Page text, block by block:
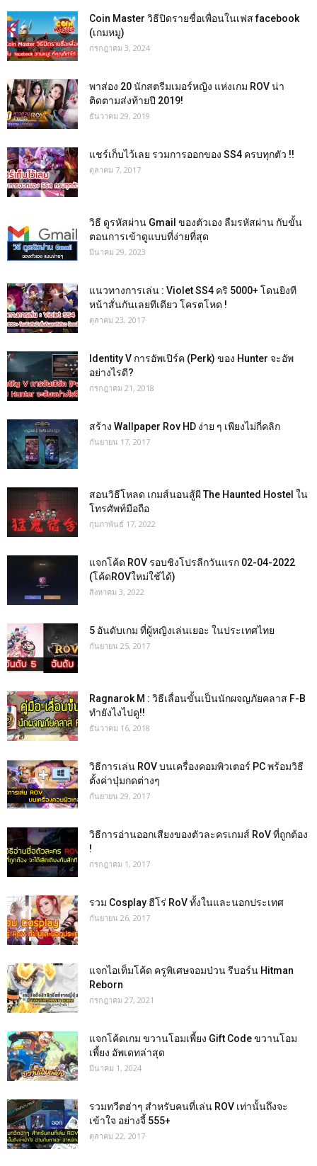
Coin Master วิธีปิดรายชื่อเพื่อนในเฟส facebook
(เกมหมู)
กรกฎาคม 3, 2024
พาส่อง 20 นักสตรีมเมอร์หญิง แห่งเกม ROV น่า
ติดตามส่งท้ายปี 2019!
ธันวาคม 29, 2019
แชร์เก็บไว้เลย รวมการออกของ SS4 ครบทุกตัว !!
ตุลาคม 7, 2017
วิธี ดูรหัสผ่าน Gmail ของตัวเอง ลืมรหัสผ่าน กับขั้น
ตอนการเข้าดูแบบที่ง่ายที่สุด
มีนาคม 29, 2023
แนวทางการเล่น : Violet SS4 คริ 5000+ โดนยิงที
หน้าสั่นกันเลยทีเดียว โครตโหด !
ตุลาคม 23, 2017
Identity V การอัพเปิร์ค (Perk) ของ Hunter จะอัพ
อย่างไรดี?
กรกฎาคม 21, 2018
สร้าง Wallpaper Rov HD ง่าย ๆ เพียงไม่กี่คลิก
กันยายน 17, 2017
สอนวิธีโหลด เกมส์นอนสู้ผี The Haunted Hostel ใน
โทรศัพท์มือถือ
กุมภาพันธ์ 17, 2022
แจกโค้ด ROV รอบชิงโปรลีกวันแรก 02-04-2022
(โค้ดROVใหม่ใช้ได้)
สิงหาคม 3, 2022
5 อันดับเกม ที่ผู้หญิงเล่นเยอะ ในประเทศไทย
กันยายน 25, 2017
Ragnarok M : วิธีเลื่อนขั้นเป็นนักผจญภัยคลาส F-B
ทำยังไงไปดู!!
ธันวาคม 16, 2018
วิธีการเล่น ROV บนเครื่องคอมพิวเตอร์ PC พร้อมวิธี
ตั้งค่าปุ่มกดต่างๆ
กันยายน 29, 2017
วิธีการอ่านออกเสียงของตัวละครเกมส์ RoV ที่ถูกต้อง
!
กรกฎาคม 1, 2017
รวม Cosplay ฮีโร่ RoV ทั้งในและนอกประเทศ
กันยายน 26, 2017
แจกไอเท็มโค้ด ครูพิเศษจอมป่วน รีบอร์น Hitman
Reborn
กรกฎาคม 27, 2021
แจกโค้ดเกม ขวานโอมเพี้ยง Gift Code ขวานโอม
เพี้ยง อัพเดทล่าสุด
มีนาคม 1, 2024
รวมทวีตฮ่าๆ สำหรับคนที่เล่น ROV เท่านั้นถึงจะ
เข้าใจ อย่างจี้ 555+
ตุลาคม 22, 2017